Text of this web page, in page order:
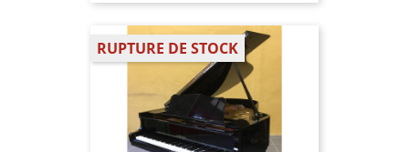
RUPTURE DE STOCK